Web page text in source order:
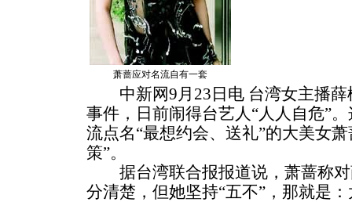
萧蔷应对名流自有一套
中新网9月23日电 台湾女主播薛
事件，日前闹得台艺人“人人自危”
流点名“最想约会、送礼”的大美女
策”。
据台湾联合报报道说，萧蔷称对
分清楚，但她坚持“五不”，那就是